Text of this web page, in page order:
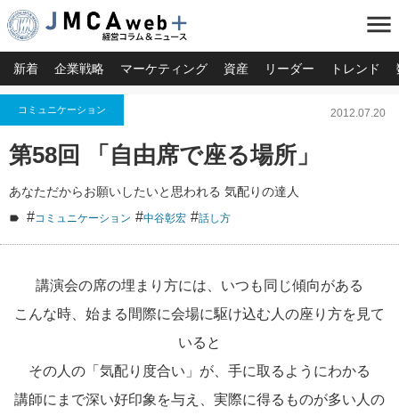
menu
新着 企業戦略 マーケティング 資産 リーダー トレンド
コミュニケーション 2012.07.20
第58回 「自由席で座る場所」
あなただからお願いしたいと思われる 気配りの達人
#コミュニケーション #中谷彰宏 #話し方
講演会の席の埋まり方には、いつも同じ傾向がある
こんな時、始まる間際に会場に駆け込む人の座り方を見て
いると
その人の「気配り度合い」が、手に取るようにわかる
講師にまで深い好印象を与え、実際に得るものが多い人の